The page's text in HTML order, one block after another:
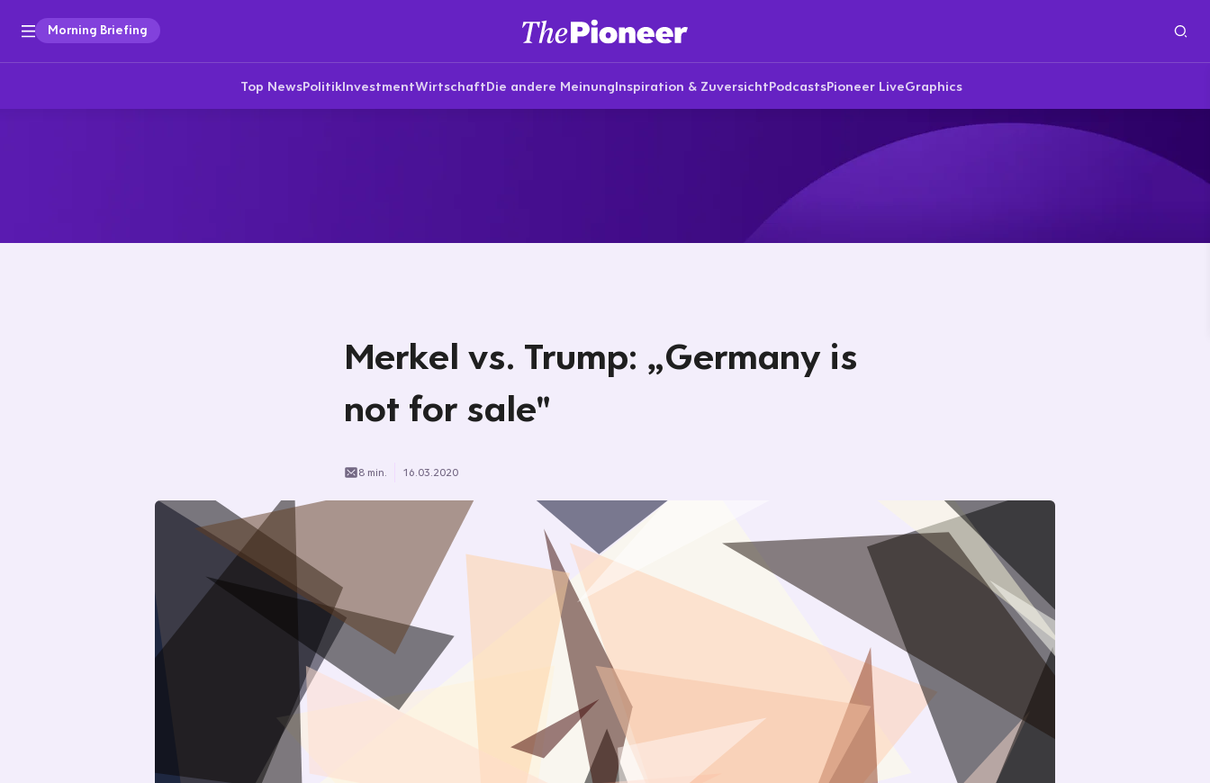
Morning Briefing
Top NewsPolitikInvestmentWirtschaftDie andere MeinungInspiration & ZuversichtPodcastsPioneer LiveGraphics
Merkel vs. Trump: „Germany is
not for sale"
8 min. 16.03.2020